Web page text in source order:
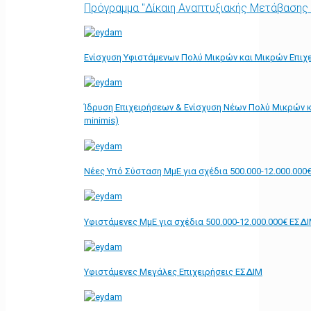
Πρόγραμμα "Δίκαιη Αναπτυξιακής
Ενίσχυση Υφιστάμενων Πολύ Μικρών και Μικρών
Ίδρυση Επιχειρήσεων & Ενίσχυση Νέων Πολύ Μικρών
minimis)
Νέες Υπό Σύσταση ΜμΕ για σχέδια 500.000-
Υφιστάμενες ΜμΕ για σχέδια 500.000-12.000.000€
Υφιστάμενες Μεγάλες Επιχειρήσεις ΕΣΔΙΜ